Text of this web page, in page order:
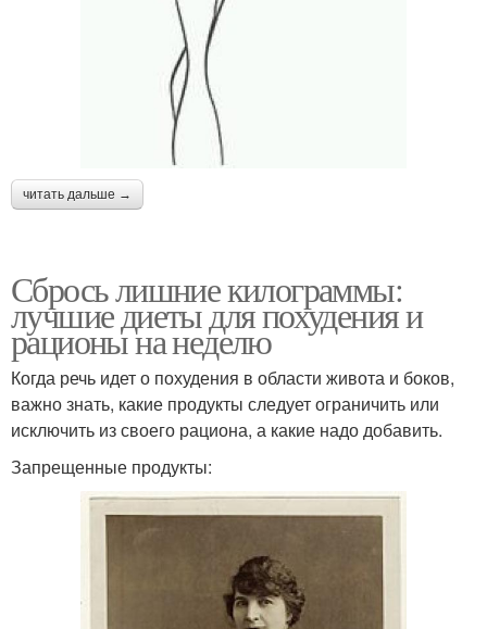
читать дальше →
Сбрось лишние килограммы:
лучшие диеты для похудения и
рационы на неделю
Когда речь идет о похудения в области живота и боков,
важно знать, какие продукты следует ограничить или
исключить из своего рациона, а какие надо добавить.
Запрещенные продукты: